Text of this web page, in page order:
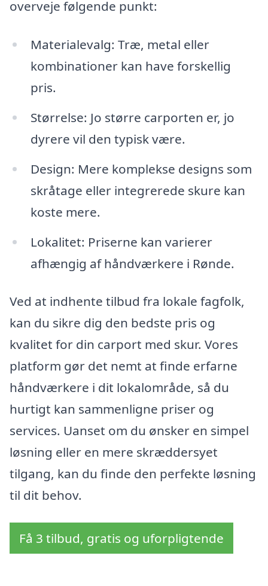
overveje følgende punkt:
Materialevalg: Træ, metal eller
kombinationer kan have forskellig
pris.
Størrelse: Jo større carporten er, jo
dyrere vil den typisk være.
Design: Mere komplekse designs som
skråtage eller integrerede skure kan
koste mere.
Lokalitet: Priserne kan varierer
afhængig af håndværkere i Rønde.
Ved at indhente tilbud fra lokale fagfolk,
kan du sikre dig den bedste pris og
kvalitet for din carport med skur. Vores
platform gør det nemt at finde erfarne
håndværkere i dit lokalområde, så du
hurtigt kan sammenligne priser og
services. Uanset om du ønsker en simpel
løsning eller en mere skræddersyet
tilgang, kan du finde den perfekte løsning
til dit behov.
Få 3 tilbud, gratis og uforpligtende